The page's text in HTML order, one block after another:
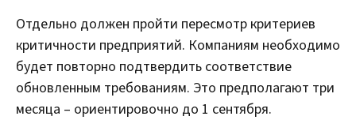
Отдельно должен пройти пересмотр критериев
критичности предприятий. Компаниям необходимо
будет повторно подтвердить соответствие
обновленным требованиям. Это предполагают три
месяца – ориентировочно до 1 сентября.